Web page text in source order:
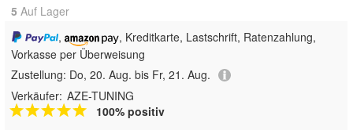
5 Auf Lager
,
, Kreditkarte, Lastschrift, Ratenzahlung,
Vorkasse per Überweisung
Zustellung: Do, 20. Aug. bis Fr, 21. Aug.
Verkäufer: AZE-TUNING
100% positiv